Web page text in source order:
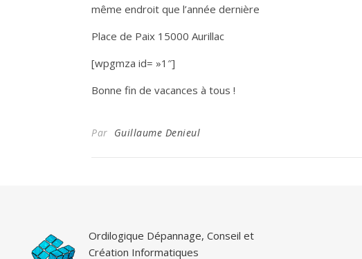
même endroit que l’année dernière
Place de Paix 15000 Aurillac
[wpgmza id= »1″]
Bonne fin de vacances à tous !
Par Guillaume Denieul
Ordilogique Dépannage, Conseil et
Création Informatiques